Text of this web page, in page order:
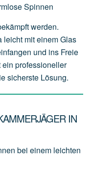
Spinnen
werden.
leicht mit einem Glas
und ins Freie
professioneller
sicherste Lösung.
IN
bei einem leichten